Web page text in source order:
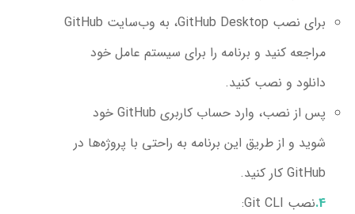
برای نصب GitHub Desktop، به وب‌سایت GitHub
مراجعه کنید و برنامه را برای سیستم عامل خود
دانلود و نصب کنید.
پس از نصب، وارد حساب کاربری GitHub خود
شوید و از طریق این برنامه به راحتی با پروژه‌ها در
GitHub کار کنید.
نصب Git CLI: